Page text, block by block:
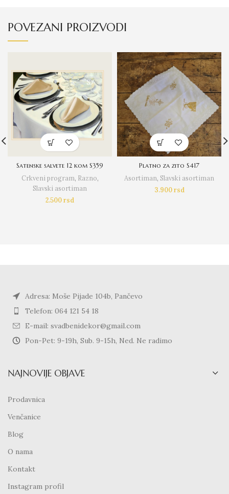
POVEZANI PROIZVODI
Satenske salvete 12 kom S359
Crkveni program, Razno,
Slavski asortiman
2.500rsd
Platno za zito S417
Asortiman, Slavski asortiman
3.900rsd
Adresa: Moše Pijade 104b, Pančevo
Telefon: 064 121 54 18
E-mail: svadbenidekor@gmail.com
Pon-Pet: 9-19h, Sub. 9-15h, Ned. Ne radimo
NAJNOVIJE OBJAVE
Prodavnica
Venčanice
Blog
O nama
Kontakt
Instagram profil